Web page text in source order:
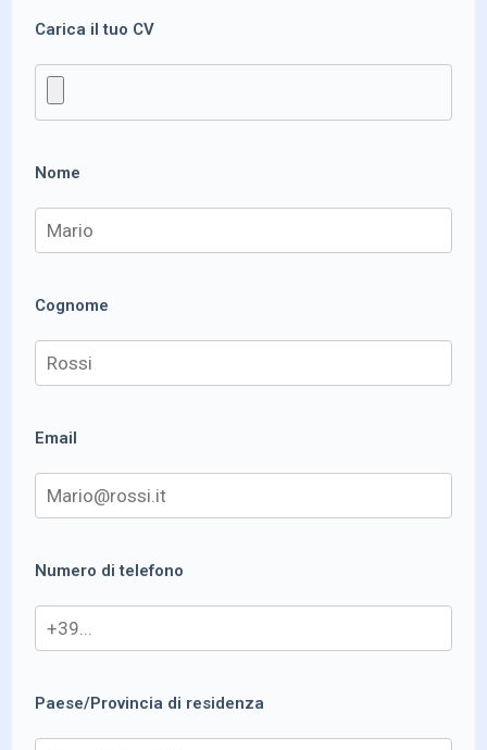
Carica il tuo CV
Nome
Cognome
Email
Numero di telefono
Paese/Provincia di residenza